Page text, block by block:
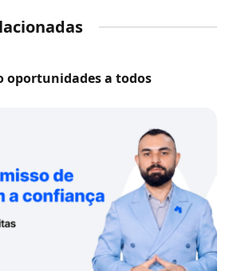
oportunidades a todos